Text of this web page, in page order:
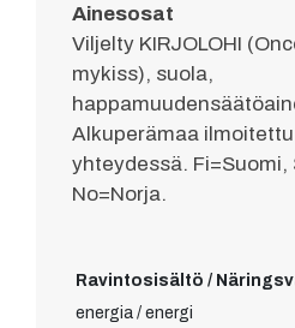
Ainesosat
Viljelty KIRJOLOHI
mykiss), suola,
Alkuperämaa
yhteydessä. Fi=Suomi,
No=Norja.
Ravintosisältö /
energia / energi